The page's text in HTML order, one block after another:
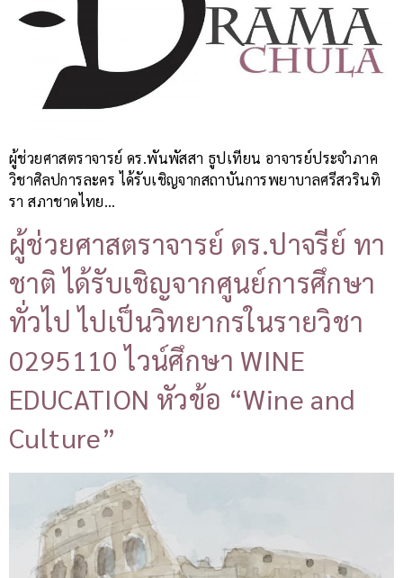
ผู้ช่วยศาสตราจารย์ ดร.พันพัสสา ธูปเทียน อาจารย์ประจำภาค
วิชาศิลปการละคร ได้รับเชิญจากสถาบันการพยาบาลศรีสวรินทิ
รา สภาชาดไทย…
ผู้ช่วยศาสตราจารย์ ดร.ปาจรีย์ ทา
ชาติ ได้รับเชิญจากศูนย์การศึกษา
ทั่วไป ไปเป็นวิทยากรในรายวิชา
0295110 ไวน์ศึกษา WINE
EDUCATION หัวข้อ “Wine and
Culture”